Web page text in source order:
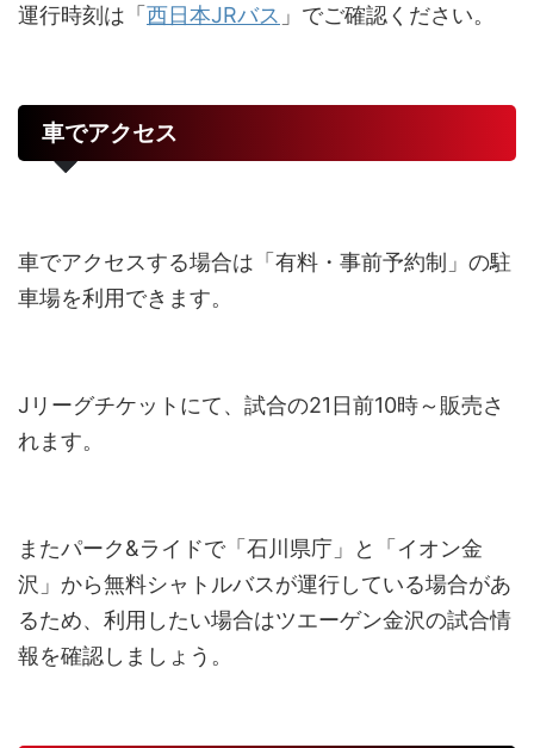
運行時刻は「西日本JRバス 」でご確認ください。
車でアクセス
車でアクセスする場合は「有料・事前予約制」の駐
車場を利用できます。
Jリーグチケットにて、試合の21日前10時～販売さ
れます。
またパーク&ライドで「石川県庁」と「イオン金
沢」から無料シャトルバスが運行している場合があ
るため、利用したい場合はツエーゲン金沢の試合情
報を確認しましょう。